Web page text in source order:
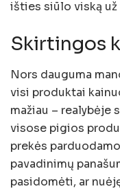
išties siūlo viską
Skirtingos
Nors dauguma
visi produktai
mažiau –
visose pigios
prekės
pavadinimų
pasidomėti, ar